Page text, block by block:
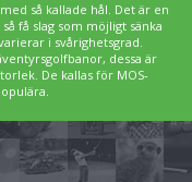
så kallade hål. Det är en
få slag som möjligt sänka
i svårighetsgrad.
dessa är
De kallas för MOS-